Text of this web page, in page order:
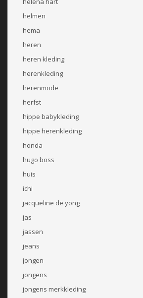
helmen
hema
heren
heren kleding
herenkleding
herenmode
herfst
hippe babykleding
hippe herenkleding
honda
hugo boss
huis
ichi
jacqueline de yong
jas
jassen
jeans
jongen
jongens
jongens merkkleding